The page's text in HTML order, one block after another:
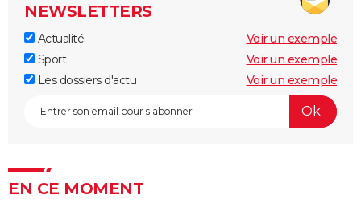
NEWSLETTERS
Actualité
Voir un exemple
Sport
Voir un exemple
Les dossiers d'actu
Voir un exemple
EN CE MOMENT